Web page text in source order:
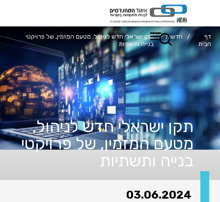
דף
הבית
/ חדשות / תקן ישראלי חדש לניהול, מטעם המזמין, של פרויקטי
בנייה ותשתיות
תקן ישראלי חדש לניהול,
מטעם המזמין, של פרויקטי
בנייה ותשתיות
03.06.2024